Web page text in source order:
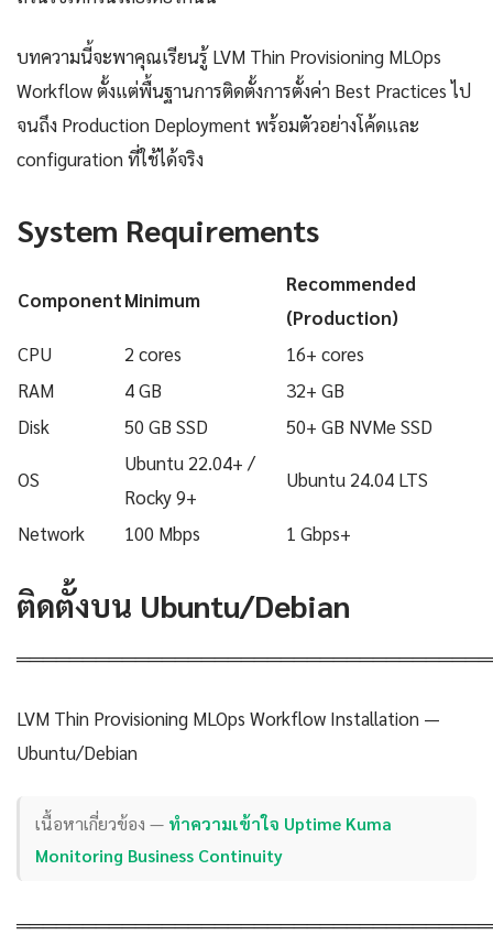
บทความนี้จะพาคุณเรียนรู้ LVM Thin Provisioning MLOps
Workflow ตั้งแต่พื้นฐานการติดตั้งการตั้งค่า Best Practices ไป
จนถึง Production Deployment พร้อมตัวอย่างโค้ดและ
configuration ที่ใช้ได้จริง
System Requirements
ComponentMinimum
Recommended
(Production)
CPU
2 cores
16+ cores
RAM
4 GB
32+ GB
Disk
50 GB SSD 50+ GB NVMe SSD
OS
Ubuntu 22.04+ /
Rocky 9+
Ubuntu 24.04 LTS
Network 100 Mbps 1 Gbps+
ติดตั้งบน Ubuntu/Debian
LVM Thin Provisioning MLOps Workflow Installation —
Ubuntu/Debian
เนื้อหาเกี่ยวข้อง — ทำความเข้าใจ Uptime Kuma
Monitoring Business Continuity